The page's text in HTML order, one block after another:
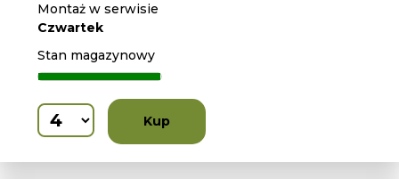
Montaż w serwisie
Czwartek
Stan magazynowy
Kup